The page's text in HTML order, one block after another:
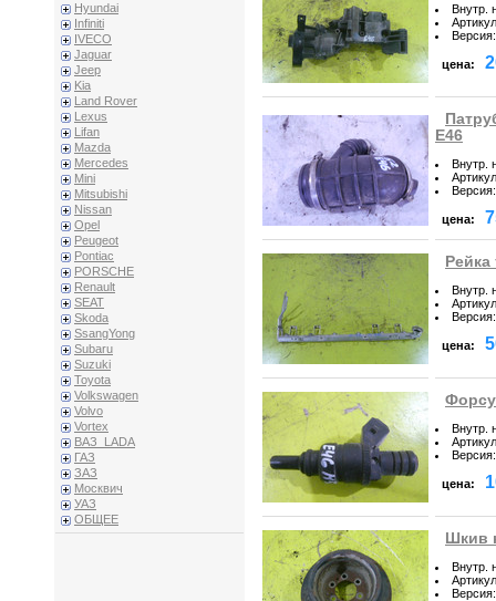
Hyundai
Infiniti
IVECO
Jaguar
Jeep
Kia
Land Rover
Lexus
Lifan
Mazda
Mercedes
Mini
Mitsubishi
Nissan
Opel
Peugeot
Pontiac
PORSCHE
Renault
SEAT
Skoda
SsangYong
Subaru
Suzuki
Toyota
Volkswagen
Volvo
Vortex
ВАЗ_LADA
ГАЗ
ЗАЗ
Москвич
УАЗ
ОБЩЕЕ
Внутр.
Артикул
Версия:
цена:
E46
Внутр.
Артикул
Версия:
цена:
Внутр.
Артикул
Версия:
цена:
Внутр.
Артикул
Версия:
цена:
Шкив
Внутр.
Артикул
Версия: